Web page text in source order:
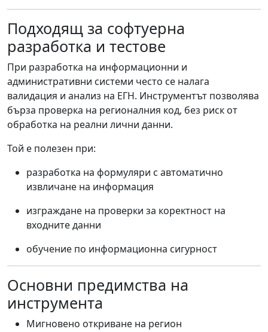
Подходящ за софтуерна
разработка и тестове
При разработка на информационни и
административни системи често се налага
валидация и анализ на ЕГН. Инструментът позволява
бърза проверка на регионалния код, без риск от
обработка на реални лични данни.
Той е полезен при:
разработка на формуляри с автоматично
извличане на информация
изграждане на проверки за коректност на
входните данни
обучение по информационна сигурност
Основни предимства на
инструмента
Мигновено откриване на регион